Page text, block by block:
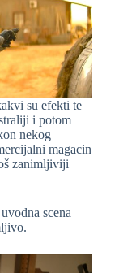
su efekti te
i potom
nekog
magacin
zanimljiviji
scena